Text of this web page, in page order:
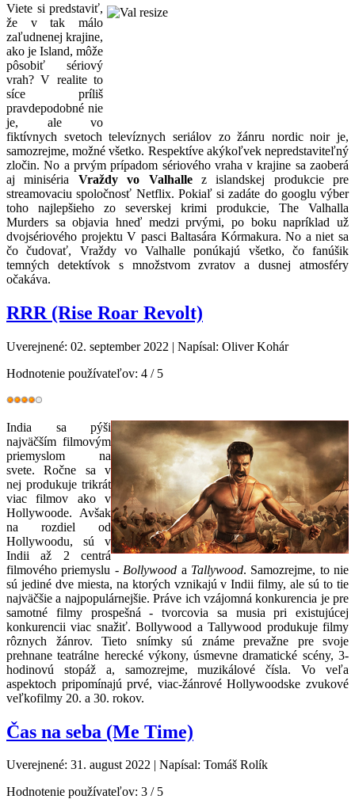
Viete si predstaviť,
že v tak málo
zaľudnenej krajine,
ako je Island, môže
pôsobiť sériový
vrah? V realite to
síce príliš
pravdepodobné nie
je, ale vo
fiktívnych svetoch televíznych seriálov zo žánru nordic noir je,
samozrejme, možné všetko. Respektíve akýkoľvek nepredstaviteľný
zločin. No a prvým prípadom sériového vraha v krajine sa zaoberá
aj miniséria Vraždy vo Valhallez islandskej produkcie pre
streamovaciu spoločnosť Netflix. Pokiaľ si zadáte do googlu výber
toho najlepšieho zo severskej krimi produkcie, The Valhalla
Murders sa objavia hneď medzi prvými, po boku napríklad už
dvojsériového projektu V pasci Baltasára Kórmakura. No a niet sa
čo čudovať, Vraždy vo Valhalle ponúkajú všetko, čo fanúšik
temných detektívok s množstvom zvratov a dusnej atmosféry
očakáva.
RRR (Rise Roar Revolt)
Uverejnené: 02. september 2022 | Napísal: Oliver Kohár
Hodnotenie používateľov: 4 / 5
India sa pýši
najväčším filmovým
priemyslom na
svete. Ročne sa v
nej produkuje trikrát
viac filmov ako v
Hollywoode. Avšak
na rozdiel od
Hollywoodu, sú v
Indii až 2 centrá
filmového priemyslu - Bollywood a Tallywood. Samozrejme, to nie
sú jediné dve miesta, na ktorých vznikajú v Indii filmy, ale sú to tie
najväčšie a najpopulárnejšie. Práve ich vzájomná konkurencia je pre
samotné filmy prospešná - tvorcovia sa musia pri existujúcej
konkurencii viac snažiť. Bollywood a Tallywood produkuje filmy
rôznych žánrov. Tieto snímky sú známe prevažne pre svoje
prehnane teatrálne herecké výkony, úsmevne dramatické scény, 3-
hodinovú stopáž a, samozrejme, muzikálové čísla. Vo veľa
aspektoch pripomínajú prvé, viac-žánrové Hollywoodske zvukové
veľkofilmy 20. a 30. rokov.
Čas na seba (Me Time)
Uverejnené: 31. august 2022 | Napísal: Tomáš Rolík
Hodnotenie používateľov: 3 / 5